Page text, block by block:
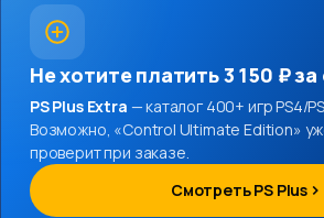
Не хотите платить3 150 ₽за
PS Plus Extra — каталог 400+ игр PS4/
Возможно, «Control Ultimate Edition»
проверит при заказе.
Смотреть PS Plus